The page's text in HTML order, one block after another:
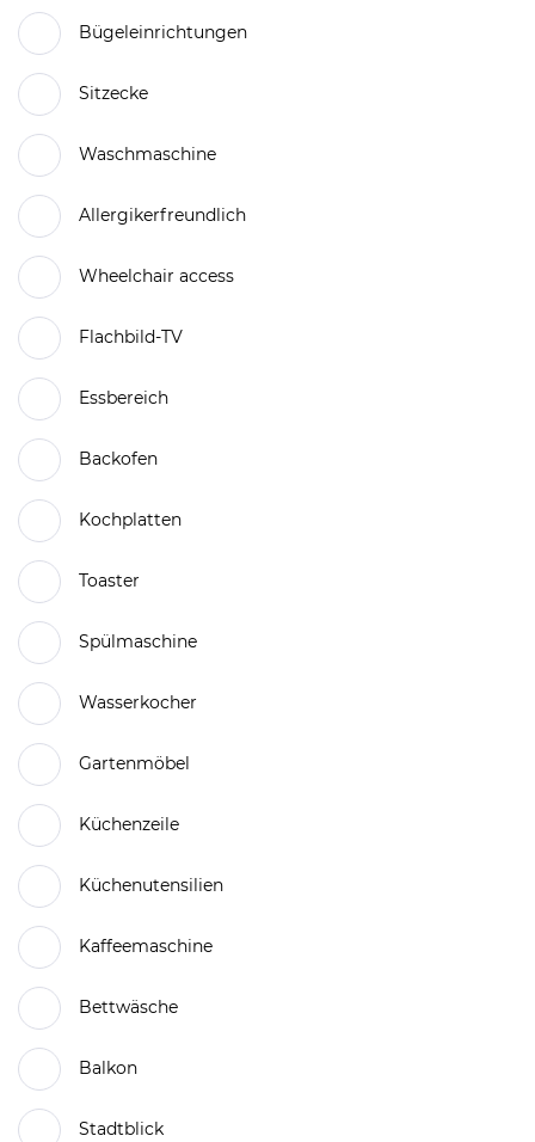
Bügeleinrichtungen
Sitzecke
Waschmaschine
Allergikerfreundlich
Wheelchair access
Flachbild-TV
Essbereich
Backofen
Kochplatten
Toaster
Spülmaschine
Wasserkocher
Gartenmöbel
Küchenzeile
Küchenutensilien
Kaffeemaschine
Bettwäsche
Balkon
Stadtblick